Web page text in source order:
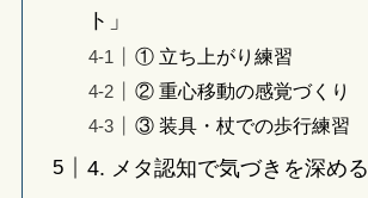
ト」
① 立ち上がり練習
② 重心移動の感覚づくり
③ 装具・杖での歩行練習
4. メタ認知で気づきを深める